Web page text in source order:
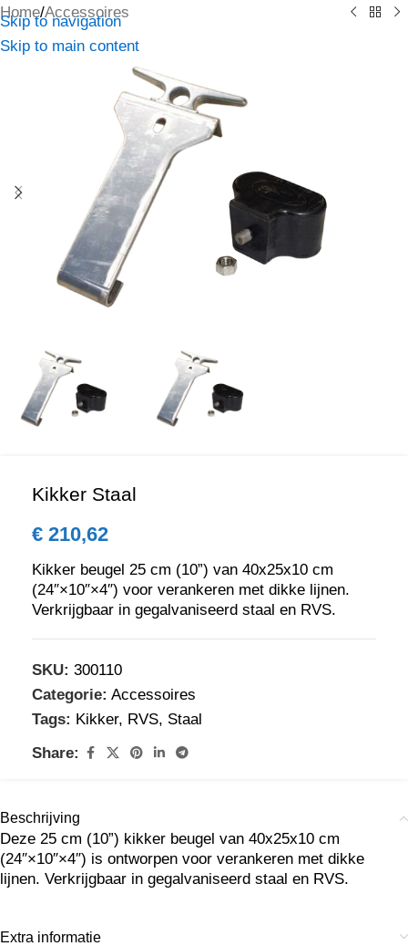
Skip to navigation
Skip to main content
Home/Accessoires
Kikker Staal
€ 210,62
Kikker beugel 25 cm (10”) van 40x25x10 cm
(24″×10″×4″) voor verankeren met dikke lijnen.
Verkrijgbaar in gegalvaniseerd staal en RVS.
SKU: 300110
Categorie: Accessoires
Tags: Kikker, RVS, Staal
Share:
Beschrijving
Deze 25 cm (10”) kikker beugel van 40x25x10 cm
(24″×10″×4″) is ontworpen voor verankeren met dikke
lijnen. Verkrijgbaar in gegalvaniseerd staal en RVS.
Extra informatie